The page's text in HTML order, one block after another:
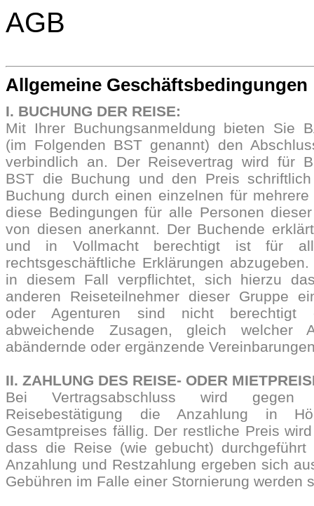
AGB
Allgemeine Geschäftsbedingungen
I. BUCHUNG DER REISE:
Mit Ihrer Buchungsanmeldung bieten Sie
(im Folgenden BST genannt) den
verbindlich an. Der Reisevertrag wird für
BST die Buchung und den Preis
Buchung durch einen einzelnen für
diese Bedingungen für alle Personen
von diesen anerkannt. Der Buchende
und in Vollmacht berechtigt ist für alle
rechtsgeschäftliche Erklärungen
in diesem Fall verpflichtet, sich hierzu
anderen Reiseteilnehmer dieser Gruppe
oder Agenturen sind nicht berechtigt
abweichende Zusagen, gleich
abändernde oder ergänzende
II. ZAHLUNG DES REISE- ODER
Bei Vertragsabschluss wird gegen
Reisebestätigung die Anzahlung in
Gesamtpreises fällig. Der restliche Preis
dass die Reise (wie gebucht)
Anzahlung und Restzahlung ergeben sich
Gebühren im Falle einer Stornierung werden